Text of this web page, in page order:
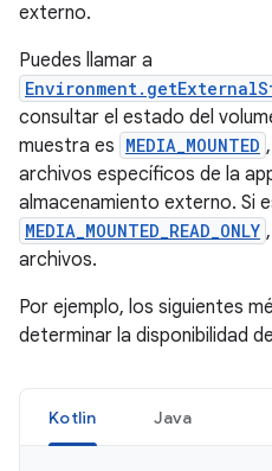
externo.
Puedes llamar a
consultar el estado del
muestra es MEDIA_MOUNTED
archivos específicos de la
almacenamiento externo. Si
MEDIA_MOUNTED_READ_ONLY
archivos.
Por ejemplo, los siguientes
determinar la disponibilidad
Kotlin Java